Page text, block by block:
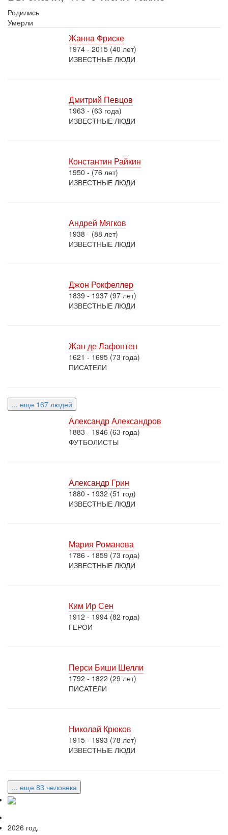
Родились
Умерли
Жанна Фриске
1974 - 2015 (40 лет)
ИЗВЕСТНЫЕ ЛЮДИ
Дмитрий Певцов
1963 - (63 года)
ИЗВЕСТНЫЕ ЛЮДИ
Константин Райкин
1950 - (76 лет)
ИЗВЕСТНЫЕ ЛЮДИ
Андрей Мягков
1938 - (88 лет)
ИЗВЕСТНЫЕ ЛЮДИ
Джон Рокфеллер
1839 - 1937 (97 лет)
ИЗВЕСТНЫЕ ЛЮДИ
Жан де Лафонтен
1621 - 1695 (73 года)
ПИСАТЕЛИ
... еще 167 людей
Александр Александров
1883 - 1946 (63 года)
ФУТБОЛИСТЫ
Александр Грин
1880 - 1932 (51 год)
ИЗВЕСТНЫЕ ЛЮДИ
Мария Романова
1786 - 1859 (73 года)
ИЗВЕСТНЫЕ ЛЮДИ
Ким Ир Сен
1912 - 1994 (82 года)
ГЕРОИ
Перси Биши Шелли
1792 - 1822 (29 лет)
ПИСАТЕЛИ
Николай Крюков
1915 - 1993 (78 лет)
ИЗВЕСТНЫЕ ЛЮДИ
... еще 83 человека
2026 год.